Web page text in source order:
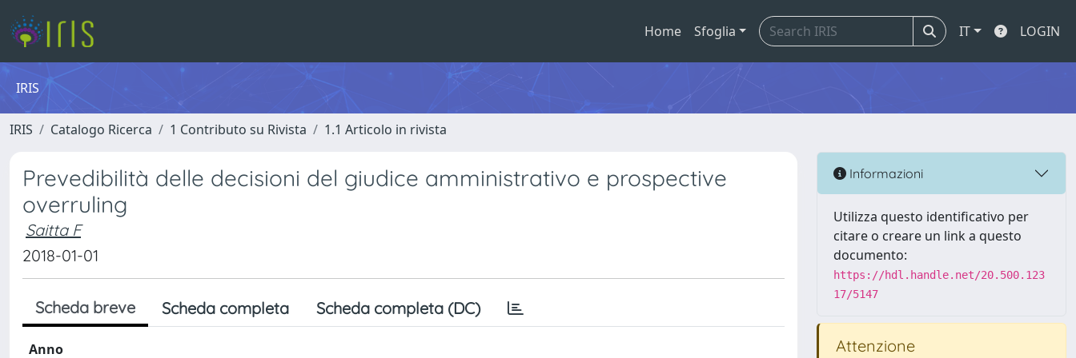
Home Sfoglia IT LOGIN
IRIS
IRIS Catalogo Ricerca 1 Contributo su Rivista 1.1 Articolo in rivista
Prevedibilità delle decisioni del giudice amministrativo e prospective
overruling
Saitta F
2018-01-01
Scheda breve Scheda completa Scheda completa (DC)
Anno
Informazioni
Utilizza questo identificativo per
citare o creare un link a questo
documento:
https://hdl.handle.net/20.500.123
17/5147
Attenzione